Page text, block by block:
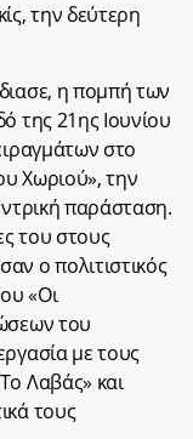
την δεύτερη
η πομπή των
της 21ης Ιουνίου
στο
Χωριού», την
παράσταση.
του στους
ο πολιτιστικός
«Οι
του
με τους
Λαβάς» και
τους